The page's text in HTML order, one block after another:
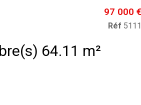
Appartement 3 pièce(s) 2 chambre(s) 64.11 m²
97 000 €
Réf 5111